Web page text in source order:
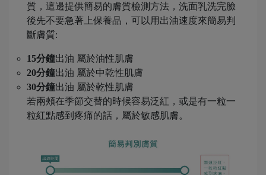
質，這邊提供簡易的膚質檢測方法，洗面乳洗完臉
後先不要急著上保養品，可以用出油速度來簡易判
斷膚質:
15分鐘出油 屬於油性肌膚
20分鐘出油 屬於中乾性肌膚
30分鐘出油 屬於乾性肌膚
若兩頰在季節交替的時候容易泛紅，或是有一粒一
粒紅點感到疼痛的話，屬於敏感肌膚。